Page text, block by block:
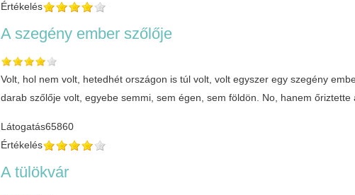
Értékelés
A szegény ember szőlője
Volt, hol nem volt, hetedhét országon is túl volt, volt egyszer egy szegény
darab szőlője volt, egyebe semmi, sem égen, sem földön. No, hanem
Látogatás65860
Értékelés
A tülökvár